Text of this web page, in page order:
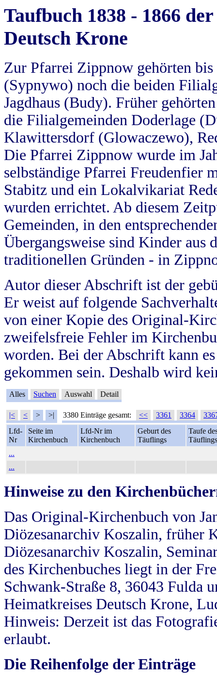
Taufbuch 1838 - 1866
Deutsch Krone
Zur Pfarrei Zippnow gehörten
(Sypnywo) noch die beiden
Jagdhaus (Budy). Früher
die Filialgemeinden Doderlage
Klawittersdorf (Glowaczewo),
Die Pfarrei Zippnow wurde im
selbständige Pfarrei Freudenfier
Stabitz und ein Lokalvikariat
wurden errichtet. Ab diesem
Gemeinden, in den
Übergangsweise sind Kinder aus
traditionellen Gründen - in
Autor dieser Abschrift ist der
Er weist auf folgende
von einer Kopie des Original-
zweifelsfreie Fehler im
worden. Bei der Abschrift kann
gekommen sein. Deshalb wird
Alles Suchen Auswahl Detail
|< < > >| 3380 Einträge gesamt: << 3361 3364
Lfd-
Nr
Seite im
Kirchenbuch
Lfd-Nr im
Kirchenbuch
Geburt des
Täuflings
Taufe
Täuflings
...
...
Hinweise zu den
Das Original-Kirchenbuch von
Diözesanarchiv Koszalin, früher
Diözesanarchiv Koszalin,
des Kirchenbuches liegt in der
Schwank-Straße 8, 36043 Fulda
Heimatkreises Deutsch Krone,
Hinweis: Derzeit ist das
erlaubt.
Die Reihenfolge der Einträge